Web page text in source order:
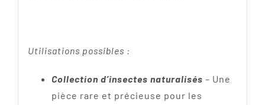
Utilisations possibles :
Collection d’insectes naturalisés – Une
pièce rare et précieuse pour les